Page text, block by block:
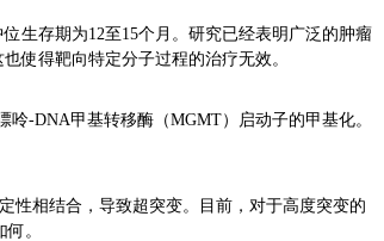
生存期为12至15个月。研究已经表明广泛的肿瘤
使得靶向特定分子过程的治疗无效。
-DNA甲基转移酶（MGMT）启动子的甲基化。
性相结合，导致超突变。目前，对于高度突变的
。